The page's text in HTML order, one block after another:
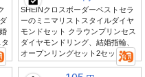
SHEINクロスボーダーベストセラ
ーのミニマリストスタイルダイヤ
モンドセット クラウンプリンセス
ダイヤモンドリング、結婚指輪、
オープンリングセット2セット